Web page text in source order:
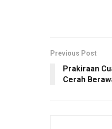
Previous Post
Prakiraan
Cerah